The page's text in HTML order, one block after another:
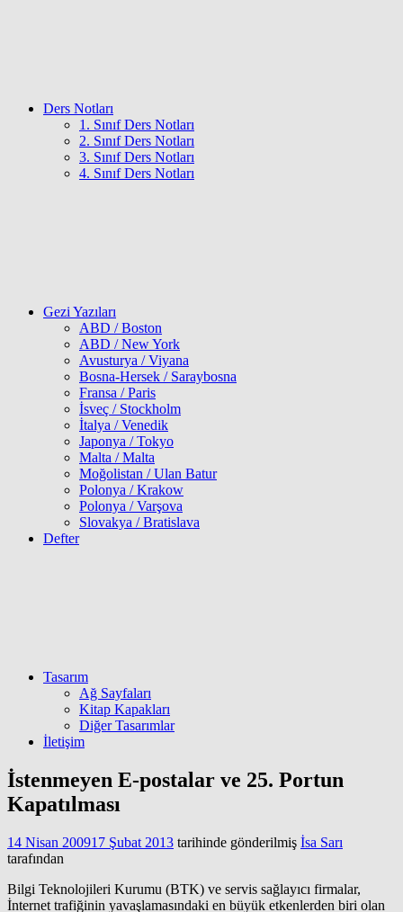
Ders Notları
1. Sınıf Ders Notları
2. Sınıf Ders Notları
3. Sınıf Ders Notları
4. Sınıf Ders Notları
Gezi Yazıları
ABD / Boston
ABD / New York
Avusturya / Viyana
Bosna-Hersek / Saraybosna
Fransa / Paris
İsveç / Stockholm
İtalya / Venedik
Japonya / Tokyo
Malta / Malta
Moğolistan / Ulan Batur
Polonya / Krakow
Polonya / Varşova
Slovakya / Bratislava
Defter
Tasarım
Ağ Sayfaları
Kitap Kapakları
Diğer Tasarımlar
İletişim
İstenmeyen E-postalar ve 25. Portun
Kapatılması
14 Nisan 200917 Şubat 2013 tarihinde gönderilmiş İsa Sarı
tarafından
Bilgi Teknolojileri Kurumu (BTK) ve servis sağlayıcı firmalar,
İnternet trafiğinin yavaşlamasındaki en büyük etkenlerden biri olan